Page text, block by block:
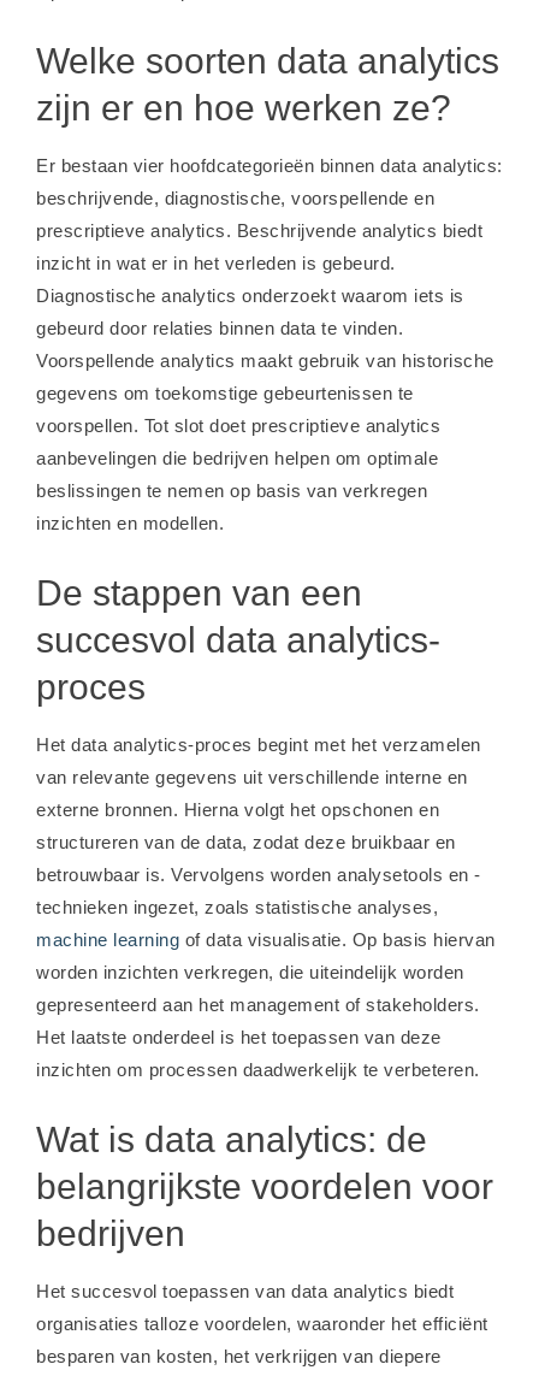
Welke soorten data analytics
zijn er en hoe werken ze?
Er bestaan vier hoofdcategorieën binnen data analytics:
beschrijvende, diagnostische, voorspellende en
prescriptieve analytics. Beschrijvende analytics biedt
inzicht in wat er in het verleden is gebeurd.
Diagnostische analytics onderzoekt waarom iets is
gebeurd door relaties binnen data te vinden.
Voorspellende analytics maakt gebruik van historische
gegevens om toekomstige gebeurtenissen te
voorspellen. Tot slot doet prescriptieve analytics
aanbevelingen die bedrijven helpen om optimale
beslissingen te nemen op basis van verkregen
inzichten en modellen.
De stappen van een
succesvol data analytics-
proces
Het data analytics-proces begint met het verzamelen
van relevante gegevens uit verschillende interne en
externe bronnen. Hierna volgt het opschonen en
structureren van de data, zodat deze bruikbaar en
betrouwbaar is. Vervolgens worden analysetools en -
technieken ingezet, zoals statistische analyses,
machine learning of data visualisatie. Op basis hiervan
worden inzichten verkregen, die uiteindelijk worden
gepresenteerd aan het management of stakeholders.
Het laatste onderdeel is het toepassen van deze
inzichten om processen daadwerkelijk te verbeteren.
Wat is data analytics: de
belangrijkste voordelen voor
bedrijven
Het succesvol toepassen van data analytics biedt
organisaties talloze voordelen, waaronder het efficiënt
besparen van kosten, het verkrijgen van diepere